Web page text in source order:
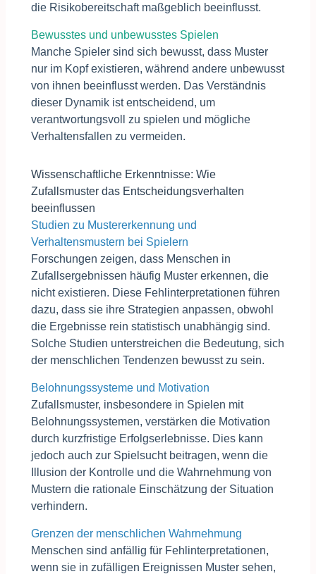
die Risikobereitschaft maßgeblich beeinflusst.
Bewusstes und unbewusstes Spielen
Manche Spieler sind sich bewusst, dass Muster
nur im Kopf existieren, während andere unbewusst
von ihnen beeinflusst werden. Das Verständnis
dieser Dynamik ist entscheidend, um
verantwortungsvoll zu spielen und mögliche
Verhaltensfallen zu vermeiden.
Wissenschaftliche Erkenntnisse: Wie
Zufallsmuster das Entscheidungsverhalten
beeinflussen
Studien zu Mustererkennung und
Verhaltensmustern bei Spielern
Forschungen zeigen, dass Menschen in
Zufallsergebnissen häufig Muster erkennen, die
nicht existieren. Diese Fehlinterpretationen führen
dazu, dass sie ihre Strategien anpassen, obwohl
die Ergebnisse rein statistisch unabhängig sind.
Solche Studien unterstreichen die Bedeutung, sich
der menschlichen Tendenzen bewusst zu sein.
Belohnungssysteme und Motivation
Zufallsmuster, insbesondere in Spielen mit
Belohnungssystemen, verstärken die Motivation
durch kurzfristige Erfolgserlebnisse. Dies kann
jedoch auch zur Spielsucht beitragen, wenn die
Illusion der Kontrolle und die Wahrnehmung von
Mustern die rationale Einschätzung der Situation
verhindern.
Grenzen der menschlichen Wahrnehmung
Menschen sind anfällig für Fehlinterpretationen,
wenn sie in zufälligen Ereignissen Muster sehen,